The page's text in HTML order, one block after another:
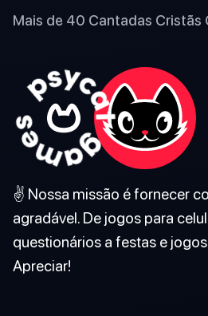
Mais de 40 Cantadas Cristãs
✌️ Nossa missão é fornecer
agradável. De jogos para
questionários a festas e
Apreciar!